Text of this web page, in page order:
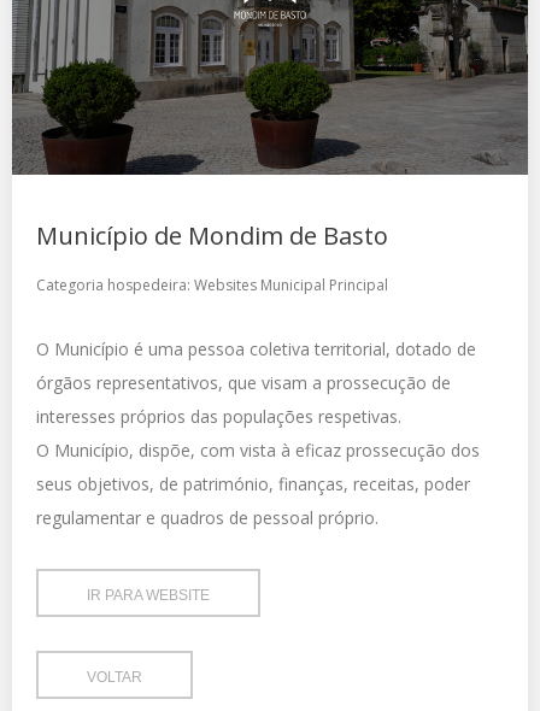
Município de Mondim de Basto
Categoria hospedeira: Websites Municipal Principal
O Município é uma pessoa coletiva territorial, dotado de
órgãos representativos, que visam a prossecução de
interesses próprios das populações respetivas.
O Município, dispõe, com vista à eficaz prossecução dos
seus objetivos, de património, finanças, receitas, poder
regulamentar e quadros de pessoal próprio.
IR PARA WEBSITE
VOLTAR